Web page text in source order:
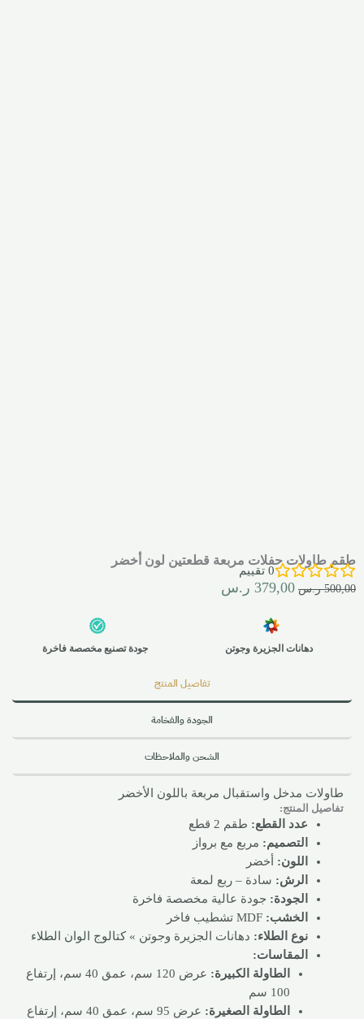
طقم طاولات حفلات مربعة قطعتين لون أخضر
0 تقييم
500,00 ر.س 379,00 ر.س
دهانات الجزيرة وجوتن جودة تصنيع مخصصة فاخرة
تفاصيل المنتج
الجودة والفخامة
الشحن والملاحظات
طاولات مدخل واستقبال مربعة باللون الأخضر
تفاصيل المنتج:
عدد القطع: طقم 2 قطع
التصميم: مربع مع برواز
اللون: أخضر
الرش: سادة – ربع لمعة
الجودة: جودة عالية مخصصة فاخرة
الخشب:
نوع الطلاء: دهانات الجزيرة وجوتن »كتالوج الوان الطلاء
المقاسات:
الطاولة الكبيرة:
عرض 120 سم، عمق 40 سم، إرتفاع
100 سم
الطاولة الصغيرة:
عرض 95 سم، عمق 40 سم، إرتفاع